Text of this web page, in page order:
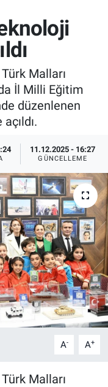
Malları
İl Milli Eğitim
düzenlenen
11.12.2025 - 16:27
GÜNCELLEME
A- A+
Malları